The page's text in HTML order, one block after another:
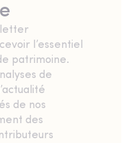
l’essentiel
patrimoine.
de
de nos
des